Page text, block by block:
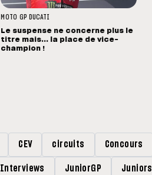
MOTO GP DUCATI
Le suspense ne concerne plus le
titre mais... la place de vice-
champion !
CEV circuits Concours
Interviews JuniorGP Juniors